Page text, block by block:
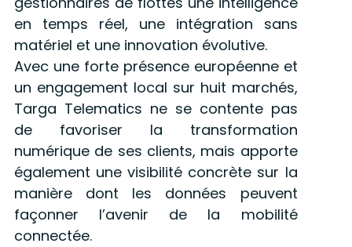
en temps réel, une intégration sans
matériel et une innovation évolutive.
Avec une forte présence européenne et
un engagement local sur huit marchés,
Targa Telematics ne se contente pas
de favoriser la transformation
numérique de ses clients, mais apporte
également une visibilité concrète sur la
manière dont les données peuvent
façonner l’avenir de la mobilité
connectée.